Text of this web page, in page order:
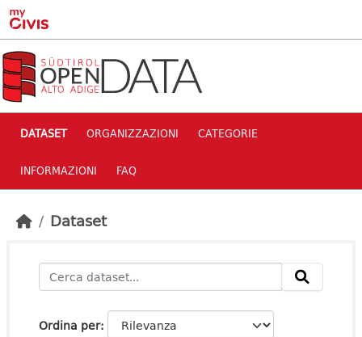
Skip to main content
DATASET ORGANIZZAZIONI CATEGORIE
INFORMAZIONI FAQ
Dataset
Ordina per